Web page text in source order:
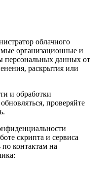
облачного
организационные и
персональных данных от
раскрытия или
и обработки
проверяйте
скрипта и сервиса
контактам на